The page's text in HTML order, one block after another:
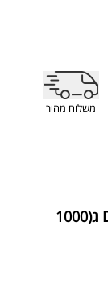
משלוח מהיר
כמוסות ויטמין K2 ג(160 מק"ג) וויטמין D3 ג(1000